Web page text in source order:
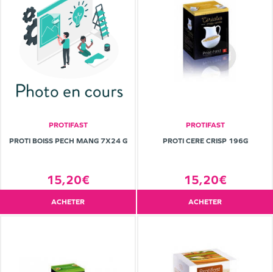
PROTIFAST
PROTI BOISS PECH MANG 7X24 G
15,20€
ACHETER
PROTIFAST
PROTI CERE CRISP 196G
15,20€
ACHETER